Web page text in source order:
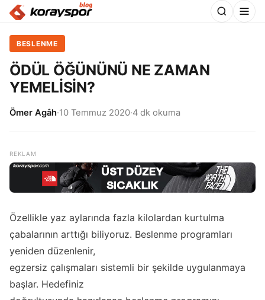
BESLENME
ÖDÜL ÖĞÜNÜNÜ NE ZAMAN
YEMELİSİN?
Ömer Agâh·10 Temmuz 2020·4 dk okuma
Özellikle yaz aylarında fazla kilolardan kurtulma
çabalarının arttığı biliyoruz. Beslenme programları
yeniden düzenlenir,
egzersiz çalışmaları sistemli bir şekilde uygulanmaya
başlar. Hedefiniz